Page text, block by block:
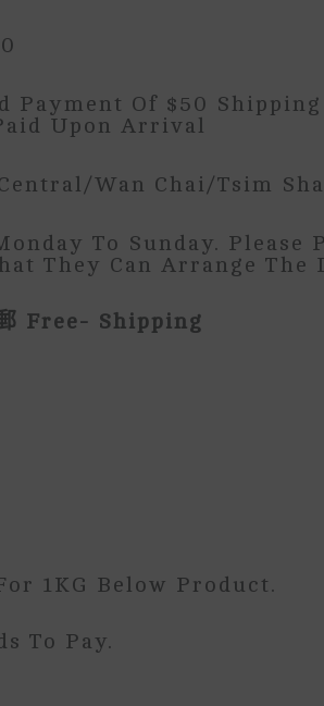
Payment Of $50
Upon Arrival
Wan Chai/Tsim
To Sunday. Please
They Can Arrange The
Free- Shipping
1KG Below Product.
To Pay.